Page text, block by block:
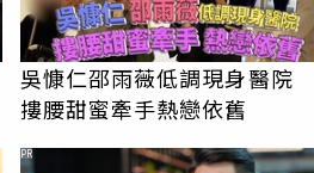
吳慷仁邵雨薇低調現身醫
摟腰甜蜜牽手熱戀依舊
PR